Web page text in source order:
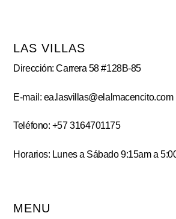
LAS VILLAS
Dirección: Carrera 58 #128B-85
E-mail: ea.lasvillas@elalmacencito.com
Teléfono: +57 3164701175
Horarios: Lunes a Sábado 9:15am a
MENU